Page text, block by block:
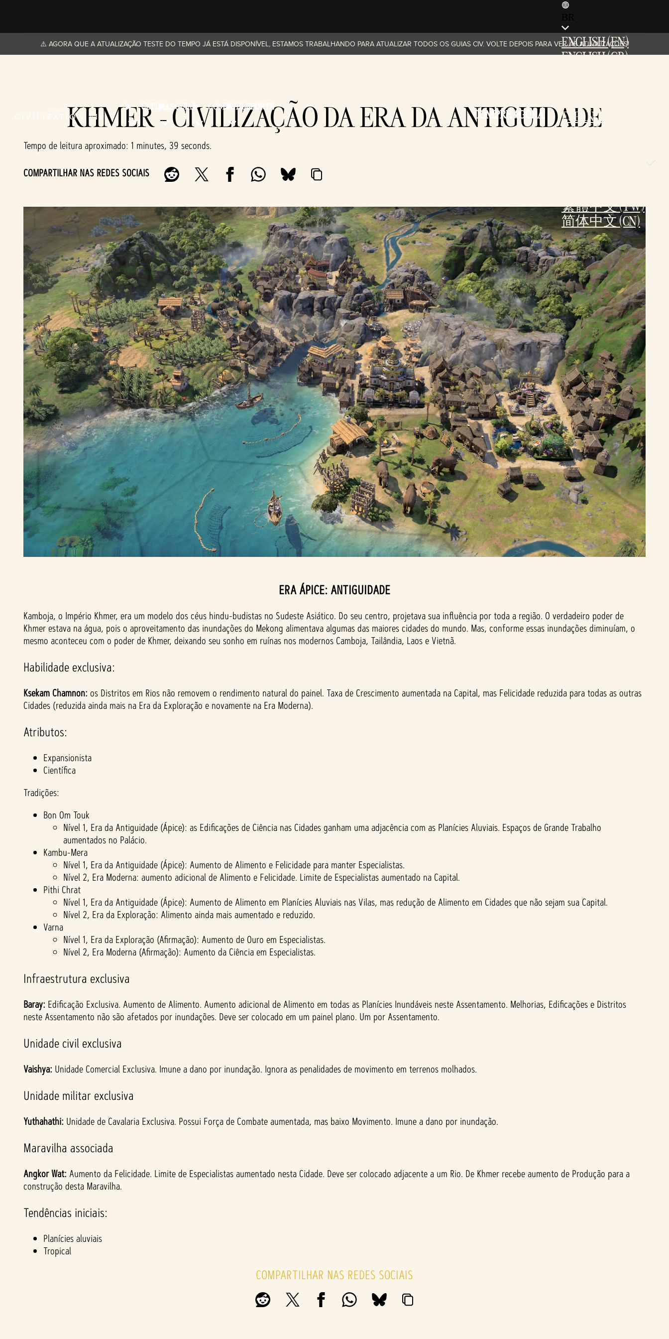
ÚLTIMAS GUIAS COMUNIDADESUPORTE
COMPRE AGORA
ENGLISH (EN)
ENGLISH (GB)
ESPAÑOL (ES)
ESPAÑOL (MX)
繁體中文 (TW)
简体中文 (CN)
⚠️ AGORA QUE A ATUALIZAÇÃO TESTE DO TEMPO JÁ ESTÁ DISPONÍVEL, ESTAMOS TRABALHANDO PARA ATUALIZAR TODOS OS GUIAS CIV. VOLTE DEPOIS PARA VER AS ATUALIZAÇÕES!
KHMER - CIVILIZAÇÃO DA ERA DA ANTIGUIDADE
Tempo de leitura aproximado 1 minutes, 39 seconds
COMPARTILHAR NAS REDES SOCIAIS
ERA ÁPICE: ANTIGUIDADE
Kamboja, o Império Khmer, era um modelo dos céus hindu-budistas no Sudeste Asiático. Do seu centro, projetava sua influência por toda a região. O verdadeiro poder de
Khmer estava na água, pois o aproveitamento das inundações do Mekong alimentava algumas das maiores cidades do mundo. Mas, conforme essas inundações diminuíam, o
mesmo aconteceu com o poder de Khmer, deixando seu sonho em ruínas nos modernos Camboja, Tailândia, Laos e Vietnã.
Habilidade exclusiva:
Ksekam Chamnon: os Distritos em Rios não removem o rendimento natural do painel. Taxa de Crescimento aumentada na Capital, mas Felicidade reduzida para todas as outras
Cidades (reduzida ainda mais na Era da Exploração e novamente na Era Moderna).
Atributos:
Expansionista
Científica
Tradições:
Bon Om Touk
Nível 1, Era da Antiguidade (Ápice): as Edificações de Ciência nas Cidades ganham uma adjacência com as Planícies Aluviais. Espaços de Grande Trabalho
aumentados no Palácio.
Kambu-Mera
Nível 1, Era da Antiguidade (Ápice): Aumento de Alimento e Felicidade para manter Especialistas.
Nível 2, Era Moderna: aumento adicional de Alimento e Felicidade. Limite de Especialistas aumentado na Capital.
Pithi Chrat
Nível 1, Era da Antiguidade (Ápice): Aumento de Alimento em Planícies Aluviais nas Vilas, mas redução de Alimento em Cidades que não sejam sua Capital.
Nível 2, Era da Exploração: Alimento ainda mais aumentado e reduzido.
Varna
Nível 1, Era da Exploração (Afirmação): Aumento de Ouro em Especialistas.
Nível 2, Era Moderna (Afirmação): Aumento da Ciência em Especialistas.
Infraestrutura exclusiva
Baray: Edificação Exclusiva. Aumento de Alimento. Aumento adicional de Alimento em todas as Planícies Inundáveis neste Assentamento. Melhorias, Edificações e Distritos
neste Assentamento não são afetados por inundações. Deve ser colocado em um painel plano. Um por Assentamento.
Unidade civil exclusiva
Vaishya: Unidade Comercial Exclusiva. Imune a dano por inundação. Ignora as penalidades de movimento em terrenos molhados.
Unidade militar exclusiva
Yuthahathi: Unidade de Cavalaria Exclusiva. Possui Força de Combate aumentada, mas baixo Movimento. Imune a dano por inundação.
Maravilha associada
Angkor Wat: Aumento da Felicidade. Limite de Especialistas aumentado nesta Cidade. Deve ser colocado adjacente a um Rio. De Khmer recebe aumento de Produção para a
construção desta Maravilha.
Tendências iniciais:
Planícies aluviais
Tropical
COMPARTILHAR NAS REDES SOCIAIS